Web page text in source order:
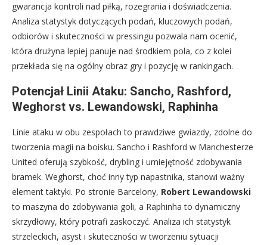
gwarancja kontroli nad piłką, rozegrania i doświadczenia.
Analiza statystyk dotyczących podań, kluczowych podań,
odbiorów i skuteczności w pressingu pozwala nam ocenić,
która drużyna lepiej panuje nad środkiem pola, co z kolei
przekłada się na ogólny obraz gry i pozycję w rankingach.
Potencjał Linii Ataku: Sancho, Rashford,
Weghorst vs. Lewandowski, Raphinha
Linie ataku w obu zespołach to prawdziwe gwiazdy, zdolne do
tworzenia magii na boisku. Sancho i Rashford w Manchesterze
United oferują szybkość, drybling i umiejętność zdobywania
bramek. Weghorst, choć inny typ napastnika, stanowi ważny
element taktyki. Po stronie Barcelony, Robert Lewandowski
to maszyna do zdobywania goli, a Raphinha to dynamiczny
skrzydłowy, który potrafi zaskoczyć. Analiza ich statystyk
strzeleckich, asyst i skuteczności w tworzeniu sytuacji